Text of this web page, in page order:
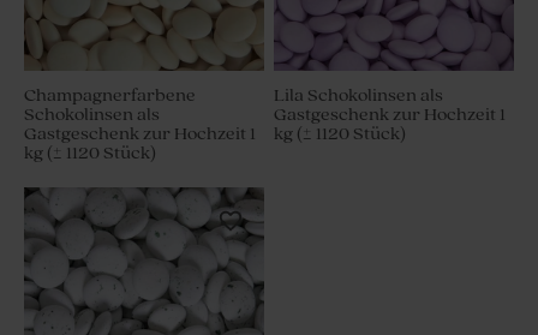
Champagnerfarbene
Schokolinsen als
Gastgeschenk zur Hochzeit 1
kg (± 1120 Stück)
Lila Schokolinsen als
Gastgeschenk zur Hochzeit 1
kg (± 1120 Stück)